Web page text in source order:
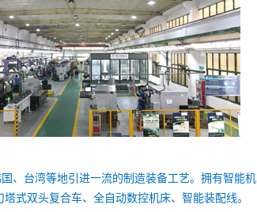
、台湾等地引进一流的制造装备工艺。拥有智能机
式双头复合车、全自动数控机床、智能装配线。